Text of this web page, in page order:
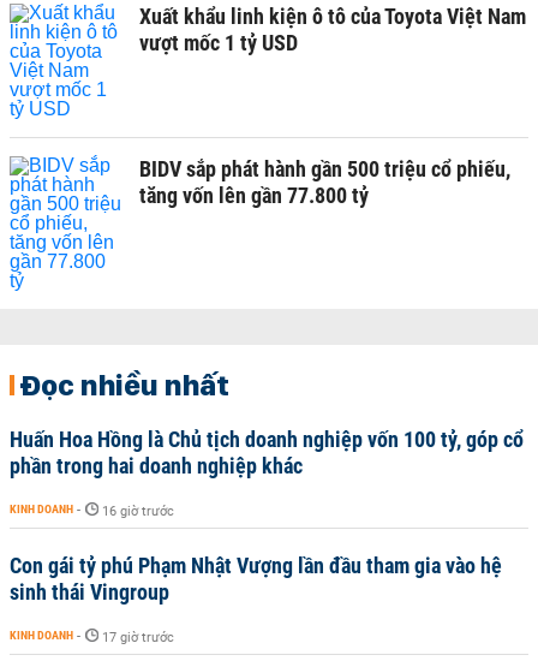
Xuất khẩu linh kiện ô tô của Toyota Việt Nam
vượt mốc 1 tỷ USD
BIDV sắp phát hành gần 500 triệu cổ phiếu,
tăng vốn lên gần 77.800 tỷ
Đọc nhiều nhất
Huấn Hoa Hồng là Chủ tịch doanh nghiệp vốn 100 tỷ, góp cổ
phần trong hai doanh nghiệp khác
KINH DOANH - 16 giờ trước
Con gái tỷ phú Phạm Nhật Vượng lần đầu tham gia vào hệ
sinh thái Vingroup
KINH DOANH - 17 giờ trước